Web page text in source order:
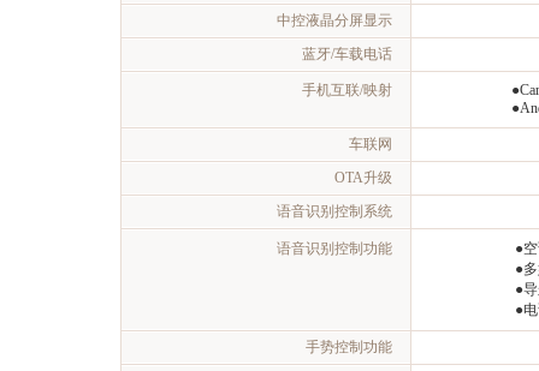
中控液晶分屏显示
蓝牙/车载电话
手机互联/映射
车联网
OTA升级
语音识别控制系统
语音识别控制功能
●
●
●
●
手势控制功能